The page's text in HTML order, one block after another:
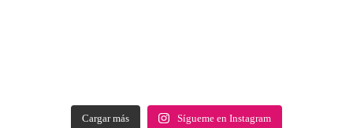
Cargar más Sígueme en Instagram